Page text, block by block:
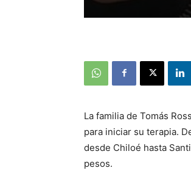
La familia de Tomás
para iniciar su terapia.
desde Chiloé hasta
pesos.